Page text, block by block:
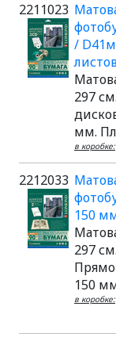
2211023
/
297
мм.
в коробке:
2212033
150
297
150
в коробке: